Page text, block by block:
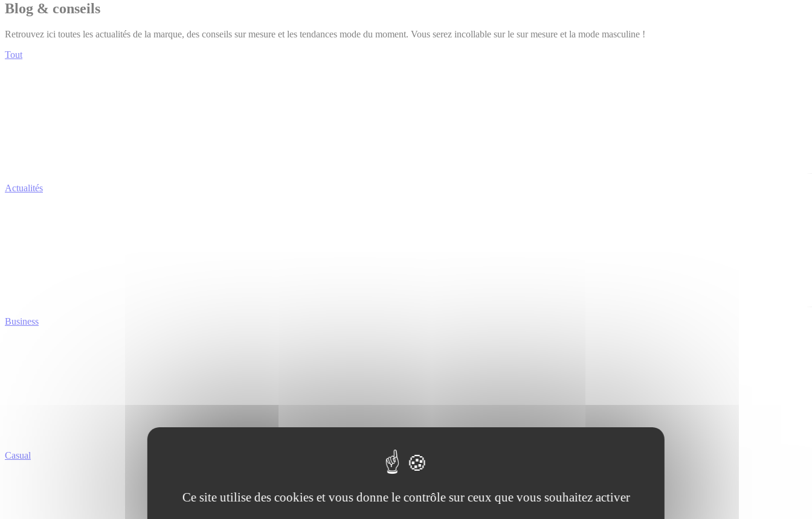
Ce site utilise des cookies et vous donne le contrôle sur ceux que vous souhaitez activer
Blog & conseils
Retrouvez ici toutes les actualités de la marque, des conseils sur mesure et les tendances mode du moment. Vous serez incollable sur le sur mesure et la mode masculine !
Tout
Actualités
Business
Casual